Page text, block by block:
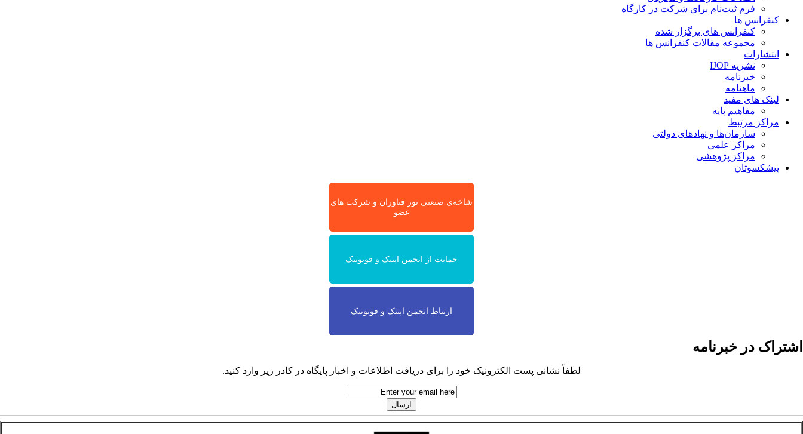
فرم ثبت‌نام برای شرکت در کارگاه
کنفرانس ها
کنفرانس های برگزار شده
مجموعه مقالات کنفرانس ها
انتشارات
نشریه IJOP
خبرنامه
ماهنامه
لینک های مفید
مفاهیم پایه
مراکز مرتبط
سازمان‌ها و نهادهای دولتی
مراکز علمی
مراکز پژوهشی
پیشکسوتان
شاخه‌ی صنعتی نور فناوران و شرکت های
عضو
حمایت از انجمن اپتیک و فوتونیک
ارتباط انجمن اپتیک و فوتونیک
اشتراک در خبرنامه
لطفاً نشانی پست الکترونیک خود را برای دریافت اطلاعات و اخبار پایگاه در کادر زیر وارد کنید.